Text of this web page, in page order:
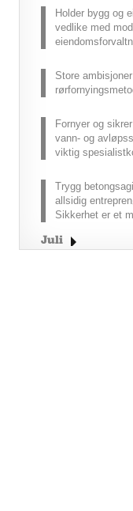
Holder bygg og
vedlike med
Store
Fornyer og
vann- og
viktig
Trygg
allsidig
Sikkerhet er et
Juli